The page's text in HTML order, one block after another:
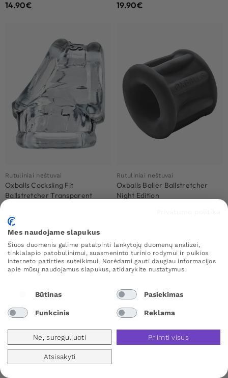
14.90€ 19.90€
Rutuliniai neštuvai
Oxballs Cocksling Fit
Ballstretcher Transparent
Rutuliniai neštuvai
Oxballs Baller Ballstretcher
Night Edition
Mes naudojame slapukus
Šiuos duomenis galime patalpinti lankytojų duomenų analizei,
tinklalapio patobulinimui, suasmeninto turinio rodymui ir puikios
interneto patirties suteikimui. Norėdami gauti daugiau informacijos
apie mūsų naudojamus slapukus, atidarykite nustatymus.
Būtinas Pasiekimas
Funkcinis Reklama
Ne, sureguliuoti Priimti visus
Atsisakyti